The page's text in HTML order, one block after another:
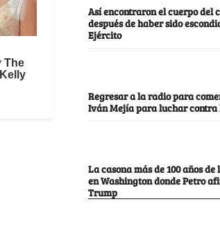
Así encontraron el cuerpo del
después de haber sido
Ejército
Regresar a la radio para
Iván Mejía para luchar contra
La casona más de 100 años
en Washington donde Petro
Trump